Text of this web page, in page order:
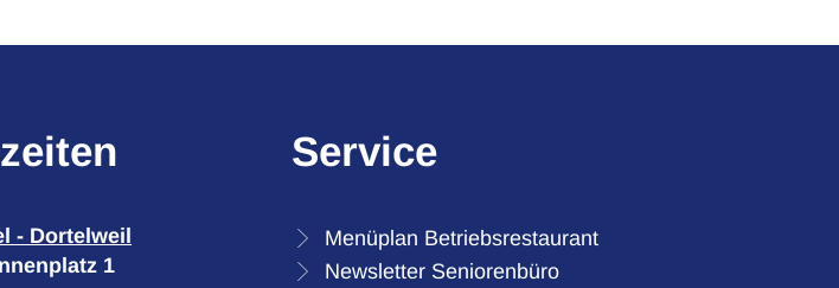
- Dortelweil
1
Service
Menüplan Betriebsrestaurant
Newsletter Seniorenbüro